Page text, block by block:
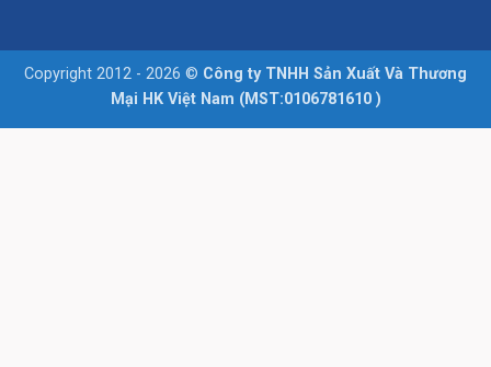
Copyright 2012 - 2026 © Công ty TNHH Sản Xuất Và Thương
Mại HK Việt Nam (MST:0106781610 )